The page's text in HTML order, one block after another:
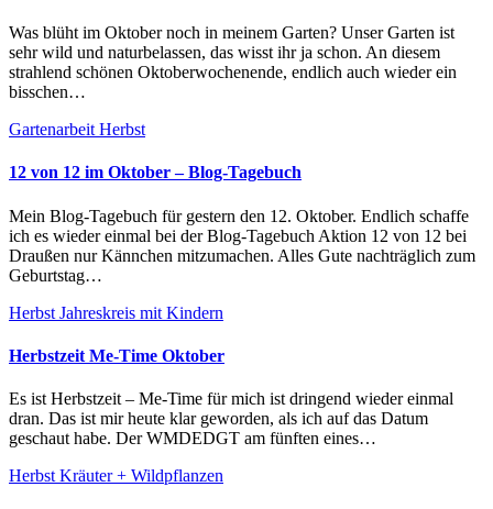
Was blüht im Oktober noch in meinem Garten? Unser Garten ist
sehr wild und naturbelassen, das wisst ihr ja schon. An diesem
strahlend schönen Oktoberwochenende, endlich auch wieder ein
bisschen…
Gartenarbeit Herbst
12 von 12 im Oktober – Blog-Tagebuch
Mein Blog-Tagebuch für gestern den 12. Oktober. Endlich schaffe
ich es wieder einmal bei der Blog-Tagebuch Aktion 12 von 12 bei
Draußen nur Kännchen mitzumachen. Alles Gute nachträglich zum
Geburtstag…
Herbst Jahreskreis mit Kindern
Herbstzeit Me-Time Oktober
Es ist Herbstzeit – Me-Time für mich ist dringend wieder einmal
dran. Das ist mir heute klar geworden, als ich auf das Datum
geschaut habe. Der WMDEDGT am fünften eines…
Herbst Kräuter + Wildpflanzen